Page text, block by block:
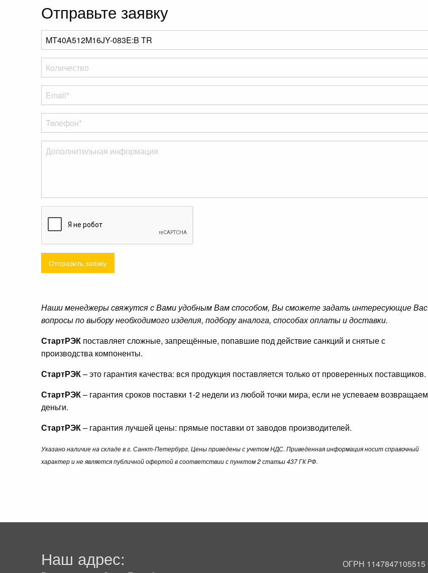
Отправьте заявку
Отправить заявку
Наши менеджеры свяжутся с Вами удобным Вам способом, Вы сможете задать интересующие Вас
вопросы по выбору необходимого изделия, подбору аналога, способах оплаты и доставки.
СтартРЭК поставляет сложные, запрещённые, попавшие под действие санкций и снятые с
производства компоненты.
СтартРЭК– это гарантия качества: вся продукция поставляется только от проверенных поставщиков.
СтартРЭК– гарантия сроков поставки 1-2 недели из любой точки мира, если не успеваем возвращаем
деньги.
СтартРЭК– гарантия лучшей цены: прямые поставки от заводов производителей.
Указано наличие на складе в г. Санкт-Петербург. Цены приведены с учетом НДС. Приведенная информация носит справочный
характер и не является публичной офертой в соответствии с пунктом 2 статьи 437 ГК РФ.
Наш адрес:
ОГРН 1147847105515